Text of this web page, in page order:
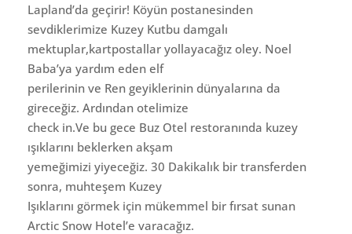
Lapland’da geçirir! Köyün postanesinden
sevdiklerimize Kuzey Kutbu damgalı
mektuplar,kartpostallar yollayacağız oley. Noel
Baba’ya yardım eden elf
perilerinin ve Ren geyiklerinin dünyalarına da
gireceğiz. Ardından otelimize
check in.Ve bu gece Buz Otel restoranında kuzey
ışıklarını beklerken akşam
yemeğimizi yiyeceğiz. 30 Dakikalık bir transferden
sonra, muhteşem Kuzey
Işıklarını görmek için mükemmel bir fırsat sunan
Arctic Snow Hotel’e varacağız.